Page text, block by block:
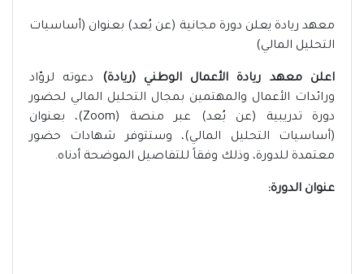
معهد ريادة يعلن دورة مجانية (عن بُعد) بعنوان (أساسيات
التحليل المالي)
اعلن معهد ريادة الأعمال الوطني (ريادة) دعوته لروّاد
ورائدات الأعمال والمهتمين بمجال التحليل المالي لحضور
دورة تدريبية (عن بُعد) عبر منصة (Zoom)، بعنوان
(أساسيات التحليل المالي)، وستتوفر شهادات حضور
معتمدة للدورة، وذلك وفقاً للتفاصيل الموضحة أدناه.
عنوان الدورة: